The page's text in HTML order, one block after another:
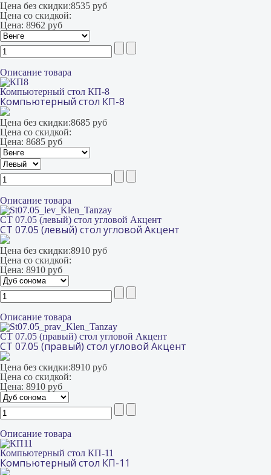
Цена без скидки:8535 руб
Цена со скидкой:
Цена: 8962 руб
Описание товара
Компьютерный стол КП-8
Компьютерный стол КП-8
Цена без скидки:8685 руб
Цена со скидкой:
Цена: 8685 руб
Описание товара
СТ 07.05 (левый) стол угловой Акцент
СТ 07.05 (левый) стол угловой Акцент
Цена без скидки:8910 руб
Цена со скидкой:
Цена: 8910 руб
Описание товара
СТ 07.05 (правый) стол угловой Акцент
СТ 07.05 (правый) стол угловой Акцент
Цена без скидки:8910 руб
Цена со скидкой:
Цена: 8910 руб
Описание товара
Компьютерный стол КП-11
Компьютерный стол КП-11